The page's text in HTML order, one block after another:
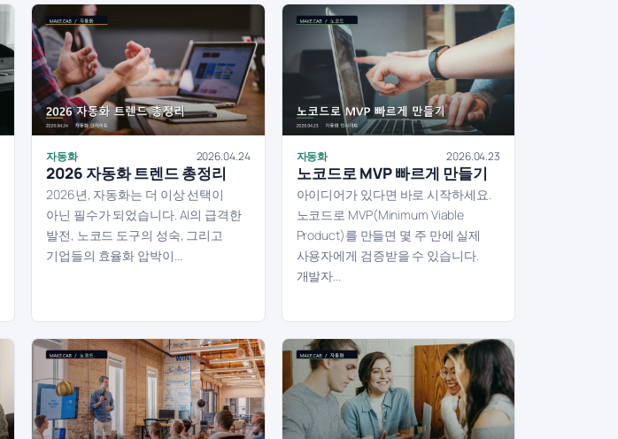
자동화 2026.04.24
2026 자동화 트렌드 총정리
2026년, 자동화는 더 이상 선택이
아닌 필수가 되었습니다. AI의 급격한
발전, 노코드 도구의 성숙, 그리고
기업들의 효율화 압박이...
자동화 2026.04.23
노코드로 MVP 빠르게 만들기
아이디어가 있다면 바로 시작하세요.
노코드로 MVP(Minimum Viable
Product)를 만들면 몇 주 만에 실제
사용자에게 검증받을 수 있습니다.
개발자...